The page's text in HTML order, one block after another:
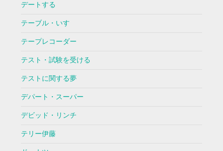
デートする
テーブル・いす
テープレコーダー
テスト・試験を受ける
テストに関する夢
デパート・スーパー
デビッド・リンチ
テリー伊藤